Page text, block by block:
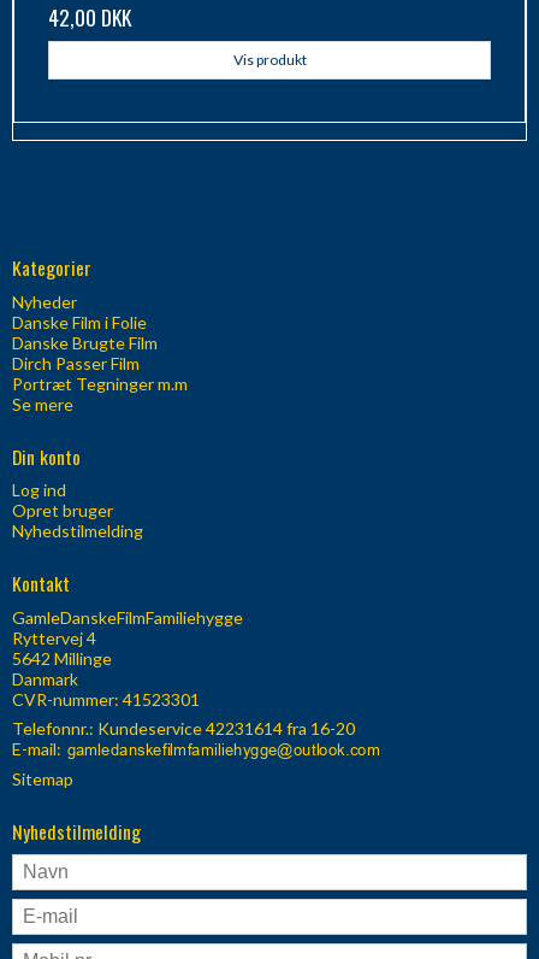
42,00 DKK
Vis produkt
Kategorier
Nyheder
Danske Film i Folie
Danske Brugte Film
Dirch Passer Film
Portræt Tegninger m.m
Se mere
Din konto
Log ind
Opret bruger
Nyhedstilmelding
Kontakt
GamleDanskeFilmFamiliehygge
Ryttervej 4
5642 Millinge
Danmark
CVR-nummer: 41523301
Telefonnr.: Kundeservice 42231614 fra 16-20
E-mail:
Sitemap
Nyhedstilmelding